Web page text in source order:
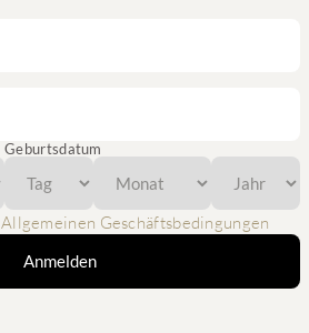
Geburtsdatum
Allgemeinen Geschäftsbedingungen
Anmelden